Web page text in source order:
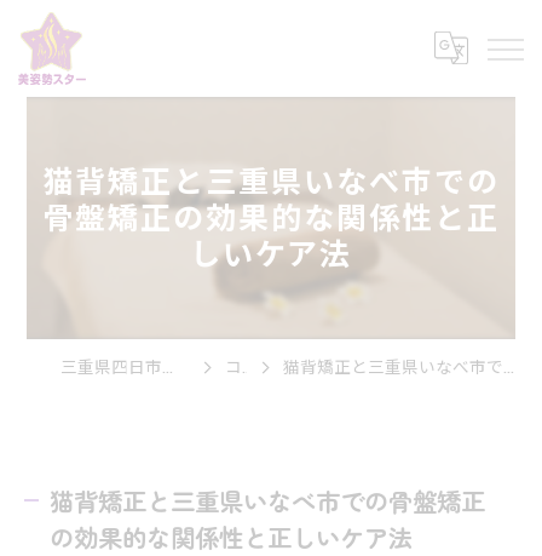
猫背矯正と三重県いなべ市での
骨盤矯正の効果的な関係性と正
しいケア法
三重県四日市市の整体なら美姿勢スター コラム 猫背矯正と三重県いなべ市での骨盤矯正の効果的な関係性と正しいケア法
猫背矯正と三重県いなべ市での骨盤矯正
の効果的な関係性と正しいケア法